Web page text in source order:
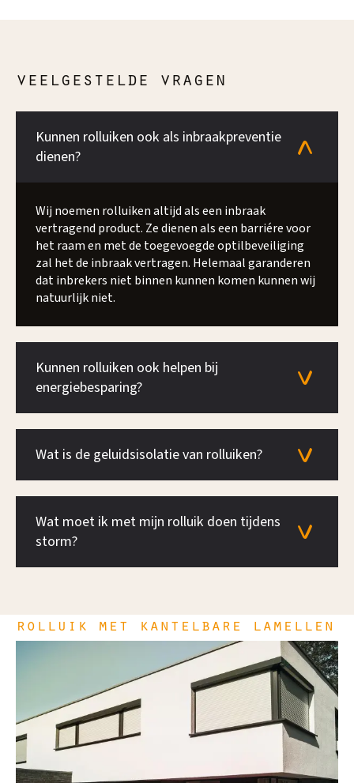
veelgestelde vragen
Kunnen rolluiken ook als inbraakpreventie
dienen?
Wij noemen rolluiken altijd als een inbraak
vertragend product. Ze dienen als een barriére voor
het raam en met de toegevoegde optilbeveiliging
zal het de inbraak vertragen. Helemaal garanderen
dat inbrekers niet binnen kunnen komen kunnen wij
natuurlijk niet.
Kunnen rolluiken ook helpen bij
energiebesparing?
Wat is de geluidsisolatie van rolluiken?
Wat moet ik met mijn rolluik doen tijdens
storm?
rolluik met kantelbare lamellen